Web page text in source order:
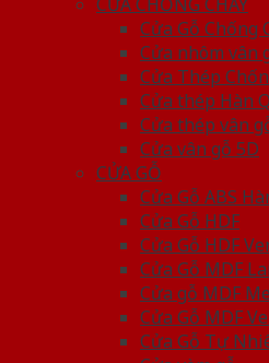
Cửa Gỗ Chống
Cửa nhôm vân
Cửa Thép
Cửa thép Hàn
Cửa thép vân
Cửa vân gỗ 5D
CỬA GỖ
Cửa Gỗ ABS
Cửa Gỗ HDF
Cửa Gỗ HDF
Cửa Gỗ MDF
Cửa gỗ MDF
Cửa Gỗ MDF
Cửa Gỗ Tự